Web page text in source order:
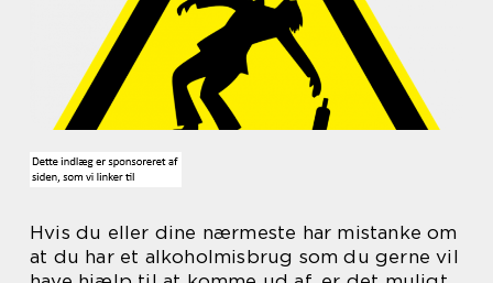
Hvis du eller dine nærmeste har mistanke om
at du har et alkoholmisbrug som du gerne vil